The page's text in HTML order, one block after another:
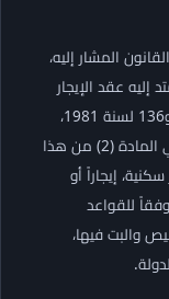
تنفيذاً لنص المادة (8) من القانون المشار إليه،
عقد الإيجار
وفقاً لأحكام القانونين رقمي 49 لسنة 1977، و136 لسنة 1981،
وقبل انقضاء المدة المُحددة لانتهاء العقود في المادة (2) من هذا
إيجاراً أو
للقواعد
والبت فيها،